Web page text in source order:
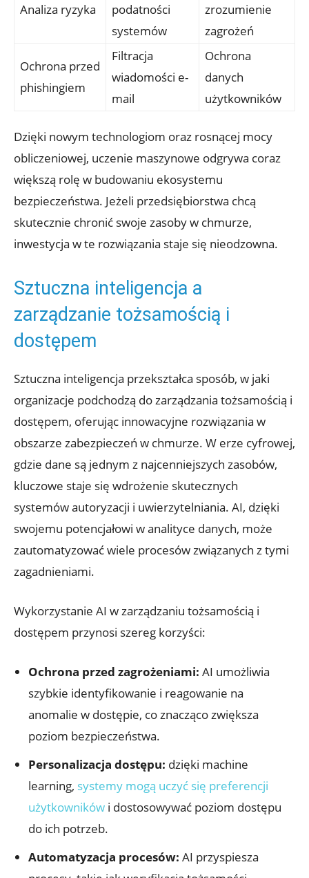
Analiza‍ ryzyka
podatności
systemów
zrozumienie
zagrożeń
Ochrona przed
phishingiem
Filtracja
wiadomości e-
mail
Ochrona
danych
⁣użytkowników
Dzięki nowym technologiom oraz‍ rosnącej mocy
obliczeniowej, uczenie maszynowe odgrywa coraz
większą rolę w budowaniu ​ekosystemu
bezpieczeństwa. Jeżeli‌ przedsiębiorstwa chcą
⁢skutecznie chronić ​swoje zasoby w‍ chmurze,
inwestycja‍ w‌ te rozwiązania ​staje się nieodzowna.
Sztuczna inteligencja a⁢
zarządzanie tożsamością i
dostępem
Sztuczna ​inteligencja przekształca sposób, w ‍jaki
organizacje podchodzą do zarządzania tożsamością i
dostępem, oferując ⁤innowacyjne⁢ rozwiązania w
obszarze zabezpieczeń w ‌chmurze. W erze cyfrowej,
gdzie dane są jednym z ⁢najcenniejszych zasobów,
kluczowe staje się wdrożenie ⁤skutecznych
systemów autoryzacji i uwierzytelniania. AI, dzięki
swojemu potencjałowi ⁤w ‌analityce danych, może⁢
zautomatyzować‌ wiele procesów związanych‍ z tymi
zagadnieniami.
Wykorzystanie AI w zarządzaniu⁤ tożsamością i
dostępem przynosi szereg korzyści:
Ochrona przed zagrożeniami: AI umożliwia
szybkie​ identyfikowanie i reagowanie na
anomalie w dostępie, co znacząco‍ zwiększa
poziom⁣ bezpieczeństwa.
Personalizacja dostępu: dzięki ‍machine
learning, ‍ systemy mogą uczyć się preferencji
użytkowników i dostosowywać poziom dostępu
do ich ⁢potrzeb.
Automatyzacja ⁤procesów: AI przyspiesza